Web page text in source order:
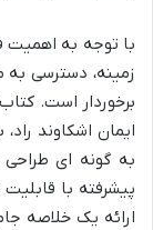
زمینه، دسترسی به
ایمان اشکاوند
به گونه ای
پیشرفته با
ارائه یک خلاصه